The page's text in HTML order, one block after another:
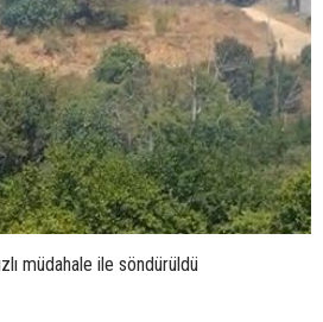
müdahale ile söndürüldü